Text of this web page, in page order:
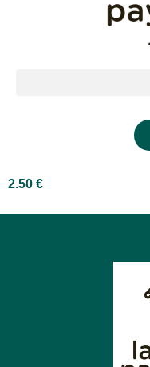
2.50 €